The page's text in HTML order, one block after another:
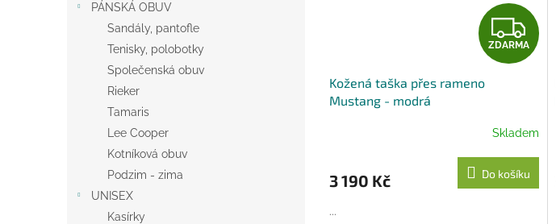
PÁNSKÁ OBUV
Sandály, pantofle
Tenisky, polobotky
Společenská obuv
Rieker
Tamaris
Lee Cooper
Kotníková obuv
Podzim - zima
UNISEX
Kasírky
Z
D
R
M
A
ZDARMA
Kožená taška přes rameno
Mustang - modrá
Skladem
3 190 Kč Do košíku
...